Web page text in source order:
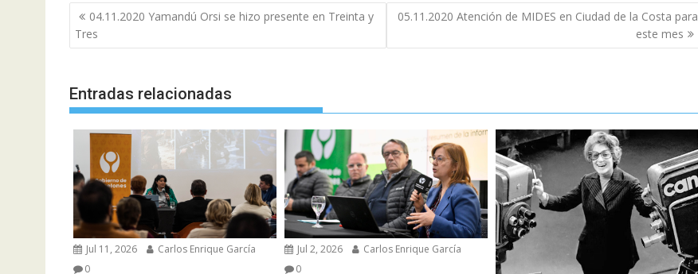
Navegación
de
entradas
04.11.2020 Yamandú Orsi se hizo presente en Treinta y
Tres
05.11.2020 Atención de MIDES en Ciudad de la Costa para
este mes
Entradas relacionadas
Jul 11, 2026
Carlos Enrique García
0
Jul 2, 2026
Carlos Enrique García
0